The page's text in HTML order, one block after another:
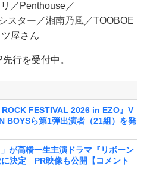
／Penthouse／
スター／湘南乃風／TOOBOE
屋さん
行を受付中。
FESTIVAL 2026 in EZO』V
ら第1弾出演者（21組）を発
が高橋一生主演ドラマ『リボーン
に決定 PR映像も公開【コメント